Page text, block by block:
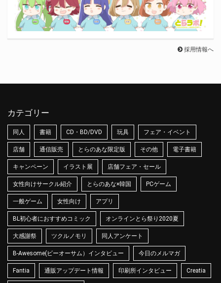
採用情報へ
カテゴリー
同人 書籍 CD・BD/DVD 玩具 フェア・イベント
店舗 通信販売 とらのあな限定版 その他 電子書籍
キャンペーン イラスト展 店舗フェア・セール
女性向けサークル紹介 とらのあな×韓国 PCゲーム
一般ゲーム 女性向け アプリ
BL初心者におすすめコミック オンラインとら祭り2020夏
大感謝祭 ツクルノモリ 同人アンケート
B-Awesome(ビーオーサム）インタビュー 今日のメルマガ
Fantia 通販アップデート情報 印刷所インタビュー Creatia